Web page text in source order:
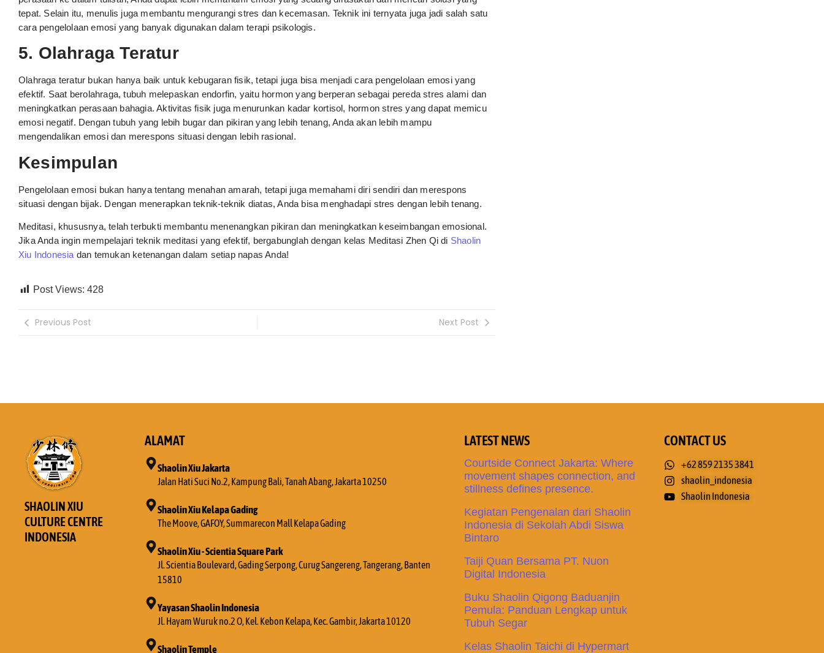
tepat. Selain itu, menulis juga membantu mengurangi stres dan kecemasan. Teknik ini ternyata juga jadi salah satu
cara pengelolaan emosi yang banyak digunakan dalam terapi psikologis.
5. Olahraga Teratur
Olahraga teratur bukan hanya baik untuk kebugaran fisik, tetapi juga bisa menjadi cara pengelolaan emosi yang
efektif. Saat berolahraga, tubuh melepaskan endorfin, yaitu hormon yang berperan sebagai pereda stres alami dan
meningkatkan perasaan bahagia. Aktivitas fisik juga menurunkan kadar kortisol, hormon stres yang dapat memicu
emosi negatif. Dengan tubuh yang lebih bugar dan pikiran yang lebih tenang, Anda akan lebih mampu
mengendalikan emosi dan merespons situasi dengan lebih rasional.
Kesimpulan
Pengelolaan emosi bukan hanya tentang menahan amarah, tetapi juga memahami diri sendiri dan merespons
situasi dengan bijak. Dengan menerapkan teknik-teknik diatas, Anda bisa menghadapi stres dengan lebih tenang.
Meditasi, khususnya, telah terbukti membantu menenangkan pikiran dan meningkatkan keseimbangan emosional.
Jika Anda ingin mempelajari teknik meditasi yang efektif, bergabunglah dengan kelas Meditasi Zhen Qi di Shaolin
Xiu Indonesia dan temukan ketenangan dalam setiap napas Anda!
Post Views: 428
Previous Post Next Post
SHAOLIN XIU
CULTURE CENTRE
INDONESIA
ALAMAT
Shaolin Xiu Jakarta
Jalan Hati Suci No.2, Kampung Bali, Tanah Abang, Jakarta 10250
Shaolin Xiu Kelapa Gading
The Moove, GAFOY, Summarecon Mall Kelapa Gading
Shaolin Xiu - Scientia Square Park
Jl. Scientia Boulevard, Gading Serpong, Curug Sangereng, Tangerang, Banten
15810
Yayasan Shaolin Indonesia
Jl. Hayam Wuruk no.2 O, Kel. Kebon Kelapa, Kec. Gambir, Jakarta 10120
Shaolin Temple
LATEST NEWS
Courtside Connect Jakarta: Where
movement shapes connection, and
stillness defines presence.
Kegiatan Pengenalan dari Shaolin
Indonesia di Sekolah Abdi Siswa
Bintaro
Taiji Quan Bersama PT. Nuon
Digital Indonesia
Buku Shaolin Qigong Baduanjin
Pemula: Panduan Lengkap untuk
Tubuh Segar
Kelas Shaolin Taichi di Hypermart
CONTACT US
+62 859 2135 3841
shaolin_indonesia
Shaolin Indonesia